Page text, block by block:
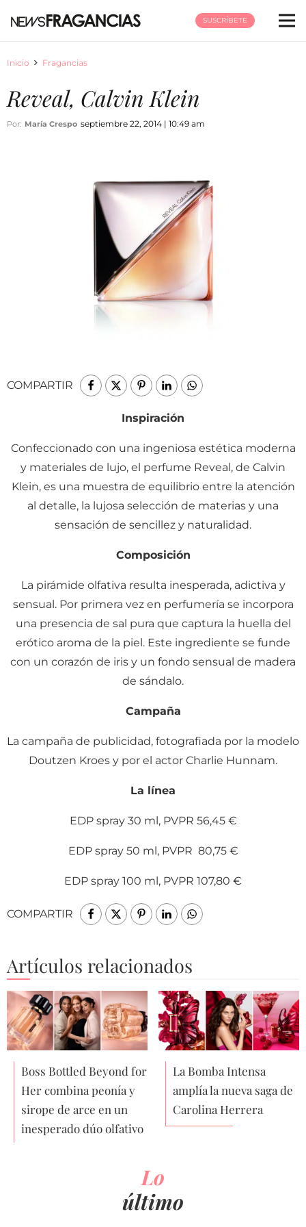
SUSCRÍBETE
Inicio Fragancias
Reveal, Calvin Klein
Por: María Crespo septiembre 22, 2014 | 10:49 am
COMPARTIR
Inspiración
Confeccionado con una ingeniosa estética moderna
y materiales de lujo, el perfume Reveal, de Calvin
Klein, es una muestra de equilibrio entre la atención
al detalle, la lujosa selección de materias y una
sensación de sencillez y naturalidad.
Composición
La pirámide olfativa resulta inesperada, adictiva y
sensual. Por primera vez en perfumería se incorpora
una presencia de sal pura que captura la huella del
erótico aroma de la piel. Este ingrediente se funde
con un corazón de iris y un fondo sensual de madera
de sándalo.
Campaña
La campaña de publicidad, fotografiada por la modelo
Doutzen Kroes y por el actor Charlie Hunnam.
La línea
EDP spray 30 ml, PVPR 56,45 €
EDP spray 50 ml, PVPR 80,75 €
EDP spray 100 ml, PVPR 107,80 €
COMPARTIR
Artículos relacionados
Boss Bottled Beyond for
Her combina peonía y
sirope de arce en un
inesperado dúo olfativo
La Bomba Intensa
amplía la nueva saga de
Carolina Herrera
Lo
último